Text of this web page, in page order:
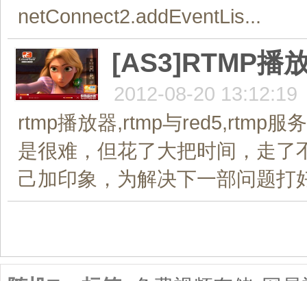
netConnect2.addEventLis...
[AS3]RTMP播
2012-08-20 13:12:19
rtmp播放器,rtmp与red5,rtmp服
是很难，但花了大把时间，走
己加印象，为解决下一部问题打